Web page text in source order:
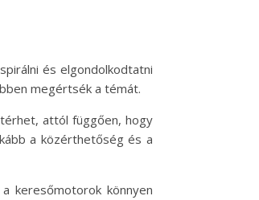
és elgondolkodtatni
megértsék a témát.
attól függően, hogy
a közérthetőség és a
keresőmotorok könnyen